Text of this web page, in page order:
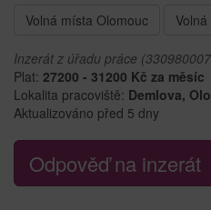
Volná místa Olomouc
Inzerát z úřadu práce
Plat: 27200 - 31200 Kč za měsíc
Lokalita pracoviště: Demlova,
Aktualizováno před 5 dny
Odpověď na inzerát